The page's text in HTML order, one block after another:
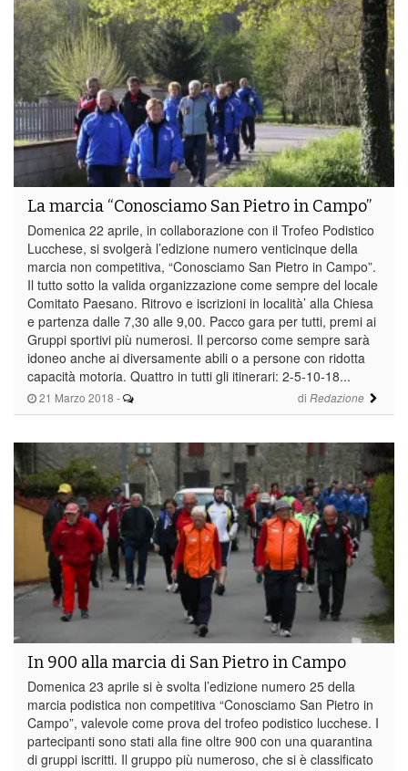
21 Marzo 2018 - di Redazione
La marcia “Conosciamo San Pietro in Campo”
Domenica 22 aprile, in collaborazione con il Trofeo Podistico
Lucchese, si svolgerà l’edizione numero venticinque della
marcia non competitiva, “Conosciamo San Pietro in Campo”.
Il tutto sotto la valida organizzazione come sempre del locale
Comitato Paesano. Ritrovo e iscrizioni in località’ alla Chiesa
e partenza dalle 7,30 alle 9,00. Pacco gara per tutti, premi ai
Gruppi sportivi più numerosi. Il percorso come sempre sarà
idoneo anche ai diversamente abili o a persone con ridotta
capacità motoria. Quattro in tutti gli itinerari: 2-5-10-18...
In 900 alla marcia di San Pietro in Campo
Domenica 23 aprile si è svolta l’edizione numero 25 della
marcia podistica non competitiva “Conosciamo San Pietro in
Campo”, valevole come prova del trofeo podistico lucchese. I
partecipanti sono stati alla fine oltre 900 con una quarantina
di gruppi iscritti. Il gruppo più numeroso, che si è classificato